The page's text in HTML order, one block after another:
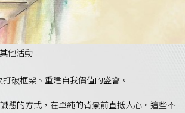
其他活動
破框架、重建自我價值的盛會。
懇的方式，在單純的背景前直抵人心。這些不